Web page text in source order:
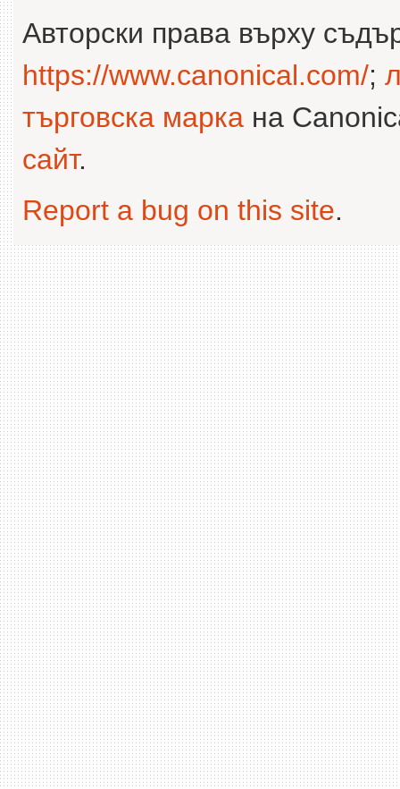
Авторски права върху
https://www.canonical.com/;
търговска марка на
сайт.
Report a bug on this site.